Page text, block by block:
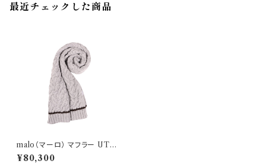
最近チェックした商品
malo（マーロ） マフラー UTW1
28 Y1D05 30040
¥80,300